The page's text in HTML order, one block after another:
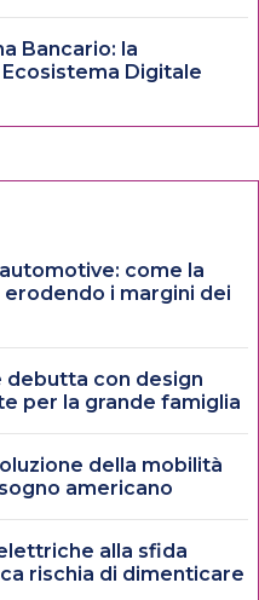
Bancario: la
Digitale
come la
i margini dei
debutta con design
per la grande famiglia
della mobilità
americano
alla sfida
rischia di dimenticare